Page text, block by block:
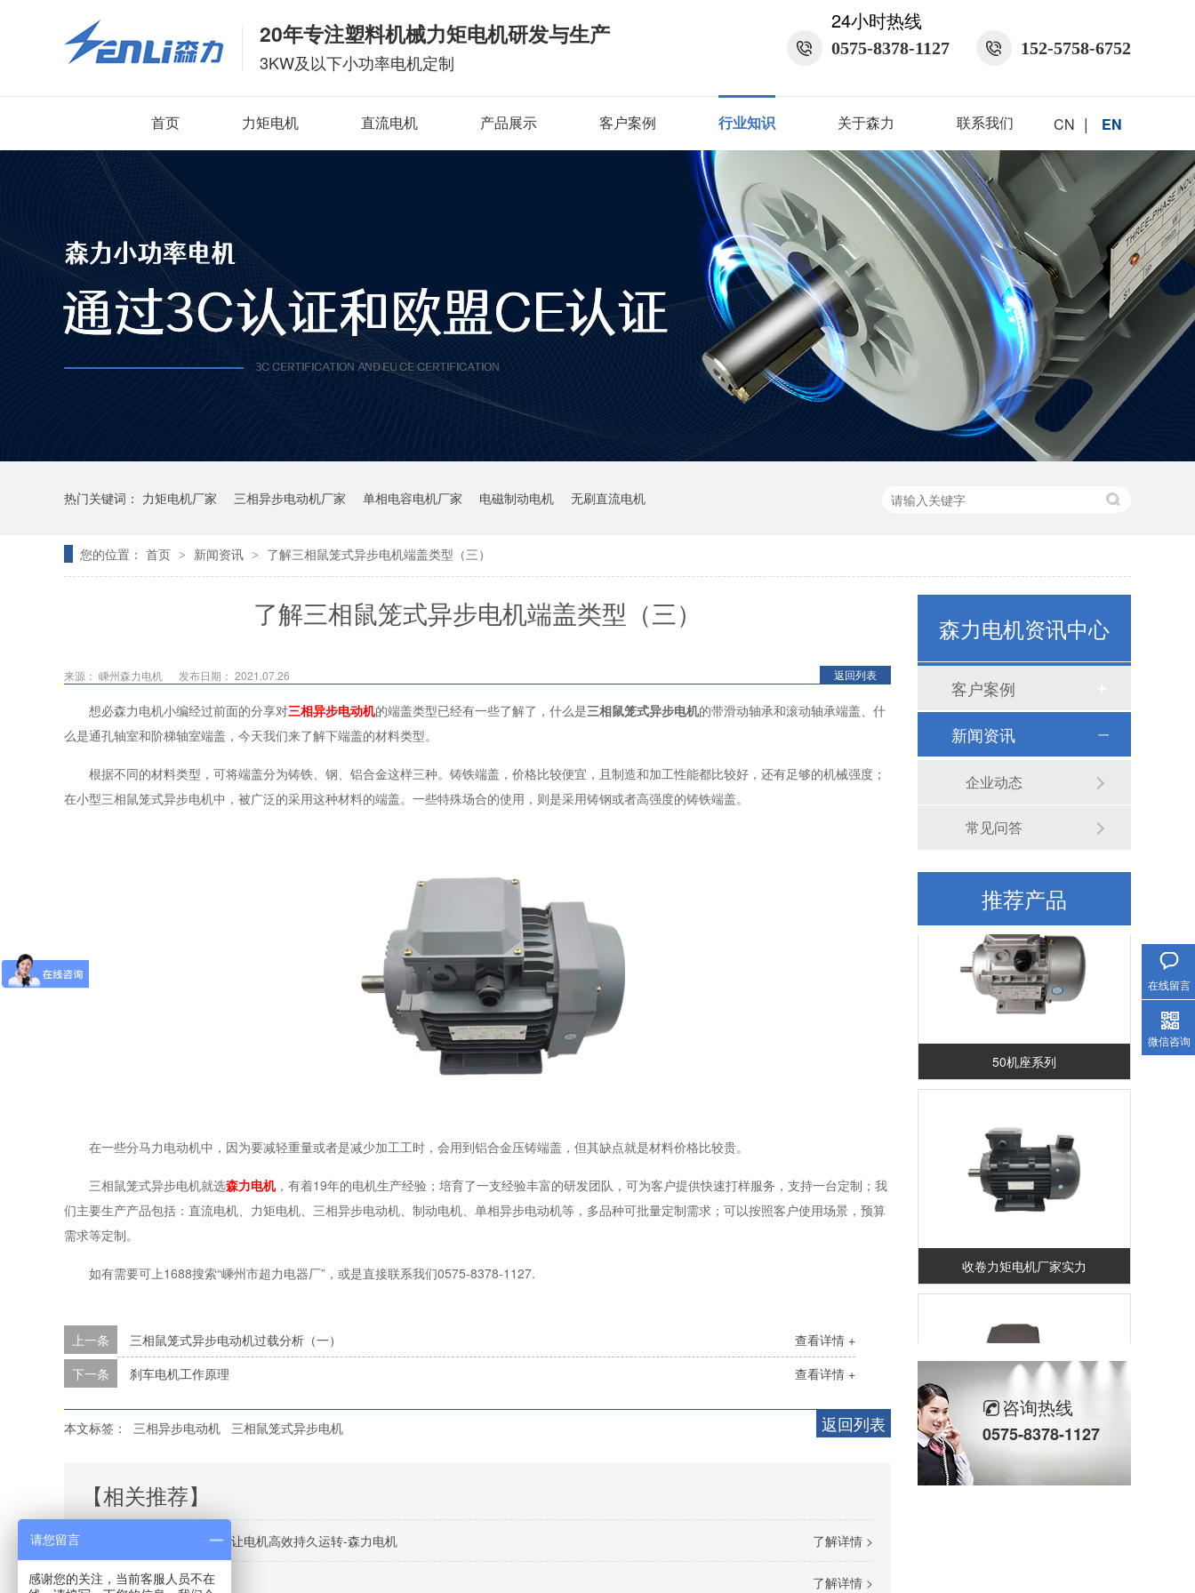
20年专注塑料机械力矩电机研发与生产
3KW及以下小功率电机定制
24小时热线
0575-8378-1127 152-5758-6752
首页 力矩电机 直流电机 产品展示 客户案例 行业知识 关于森力 联系我们 CN | EN
热门关键词： 力矩电机厂家 三相异步电动机厂家 单相电容电机厂家 电磁制动电机 无刷直流电机
您的位置： 首页 > 新闻资讯 > 了解三相鼠笼式异步电机端盖类型（三）
了解三相鼠笼式异步电机端盖类型（三）
返回列表
来源： 嵊州森力电机 发布日期： 2021.07.26
想必森力电机小编经过前面的分享对三相异步电动机的端盖类型已经有一些了解了，什么是三相鼠笼式异步电机的带滑动轴承和滚动轴承端盖、什
么是通孔轴室和阶梯轴室端盖，今天我们来了解下端盖的材料类型。
根据不同的材料类型，可将端盖分为铸铁、钢、铝合金这样三种。铸铁端盖，价格比较便宜，且制造和加工性能都比较好，还有足够的机械强度；
在小型三相鼠笼式异步电机中，被广泛的采用这种材料的端盖。一些特殊场合的使用，则是采用铸钢或者高强度的铸铁端盖。
在一些分马力电动机中，因为要减轻重量或者是减少加工工时，会用到铝合金压铸端盖，但其缺点就是材料价格比较贵。
三相鼠笼式异步电机就选森力电机，有着19年的电机生产经验；培育了一支经验丰富的研发团队，可为客户提供快速打样服务，支持一台定制；我
们主要生产产品包括：直流电机、力矩电机、三相异步电动机、制动电机、单相异步电动机等，多品种可批量定制需求；可以按照客户使用场景，预算
需求等定制。
如有需要可上1688搜索“嵊州市超力电器厂”，或是直接联系我们0575-8378-1127.
查看详情 +
上一条
三相鼠笼式异步电动机过载分析（一）
查看详情 +
下一条 刹车电机工作原理
返回列表
本文标签： 三相异步电动机 三相鼠笼式异步电机
【相关推荐】
了解详情 >
三相异步电动机保养指南：让电机高效持久运转-森力电机
了解详情 >
回顾2021,展望2022
森力电机资讯中心
客户案例
新闻资讯
企业动态
常见问答
推荐产品
80机座系列
50机座系列
收卷力矩电机厂家实力
56机座系列
咨询热线
0575-8378-1127
在线留言
微信咨询
请您留言
感谢您的关注，当前客服人员不在